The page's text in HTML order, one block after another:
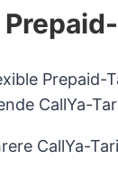
Prepaid-
CallYa-
CallYa-